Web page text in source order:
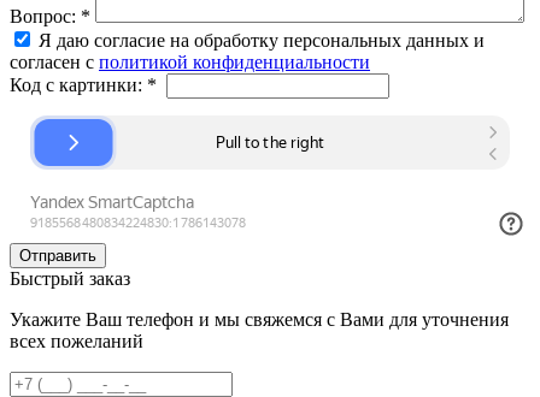
Вопрос: *
Я даю согласие на обработку персональных данных и
согласен с политикой конфиденциальности
Код с картинки: *
Быстрый заказ
Укажите Ваш телефон и мы свяжемся с Вами для уточнения
всех пожеланий